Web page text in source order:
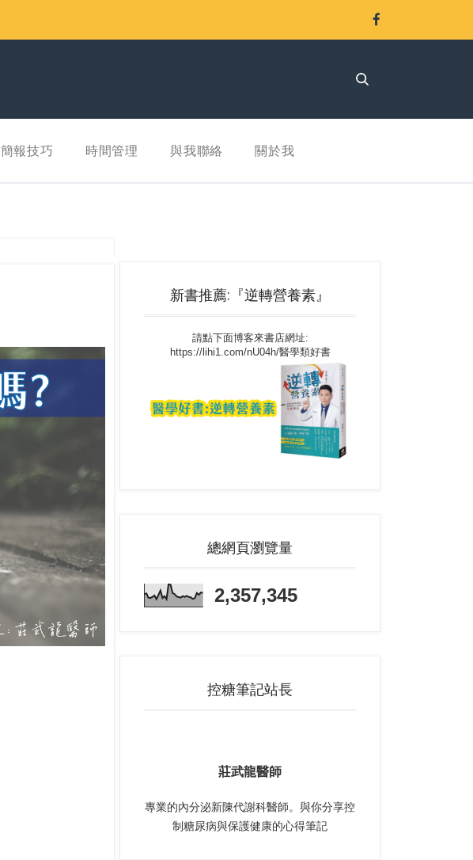
簡報技巧 時間管理 與我聯絡 關於我
新書推薦:『逆轉營養素』
請點下面博客來書店網址:
https://lihi1.com/nU04h/醫學類好書
總網頁瀏覽量
2,357,345
控糖筆記站長
莊武龍醫師
專業的內分泌新陳代謝科醫師。與你分享控
制糖尿病與保護健康的心得筆記